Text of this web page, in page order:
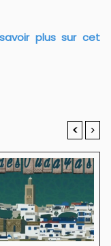
plus sur cet
< >